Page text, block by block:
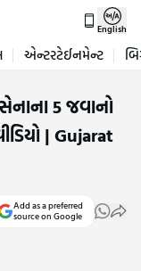
English
એન્ટરટેઈનમેન્ટ
5 જવાનો
| Gujarat
Add as a preferred
source on Google